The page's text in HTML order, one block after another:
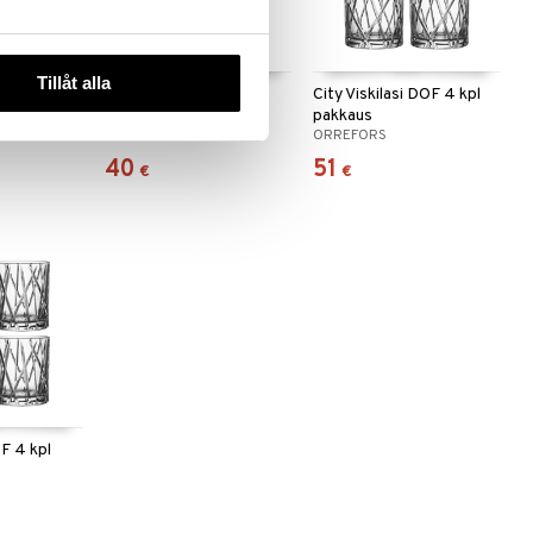
Tillåt alla
City Lasinalunen 4 kpl
pakkaus
40 €
City Viskilasi DOF 4 kpl
pakkaus
ORREFORS
51 €
4 kpl